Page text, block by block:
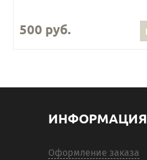
500 руб.
ИНФОРМАЦИЯ
Оформление заказа